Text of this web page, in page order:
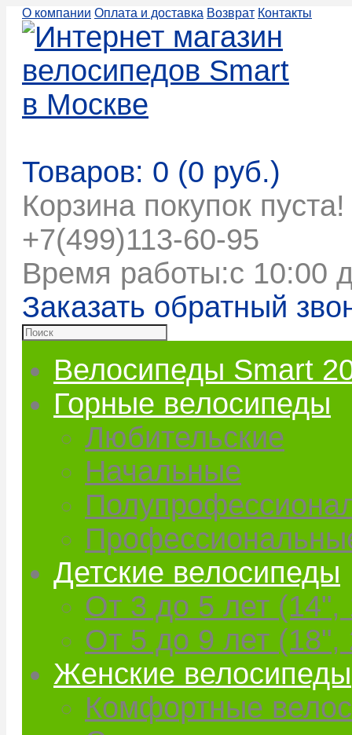
О компании Оплата и доставка Возврат Контакты
Товаров: 0 (0 руб.)
Корзина покупок пуста!
+7(499)113-60-95
Время работы:с 10:00
Заказать обратный
Велосипеды Smart
Горные велосипеды
Любительские
Начальные
Детские велосипеды
От 3 до 5 лет (14",
От 5 до 9 лет (18",
Женские велосипеды
Комфортные